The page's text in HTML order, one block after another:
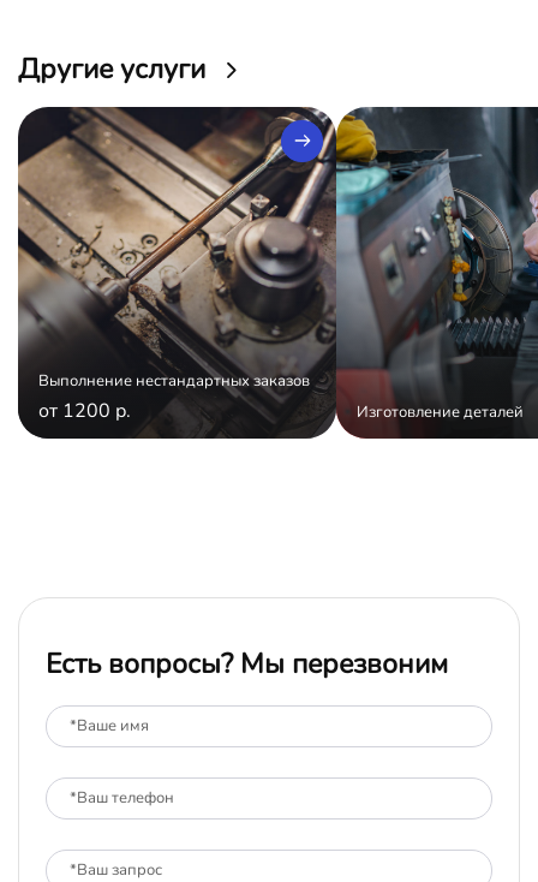
Другие услуги
Выполнение нестандартных заказов
от 1200 р. Изготовление деталей
Есть вопросы? Мы перезвоним